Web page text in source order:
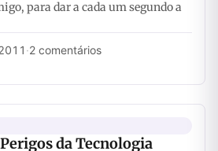
para dar a cada um segundo a
·2 comentários
da Tecnologia